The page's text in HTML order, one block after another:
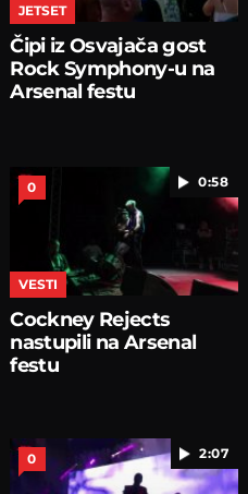
JETSET
Čipi iz Osvajača gost
Rock Symphony-u na
Arsenal festu
0:58
0
VESTI
Cockney Rejects
nastupili na Arsenal
festu
2:07
0